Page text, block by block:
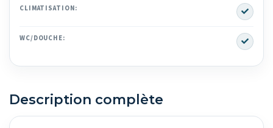
CLIMATISATION: Yes
WC/DOUCHE: Yes
Description complète